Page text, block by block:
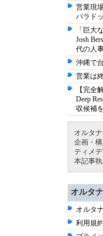
営業現
パラド
「巨大
Josh
代の人
沖縄で
営業は
【完
Deep
収候補
オルタ
企画・
ティメ
本記事
オルタ
オルタ
利用規